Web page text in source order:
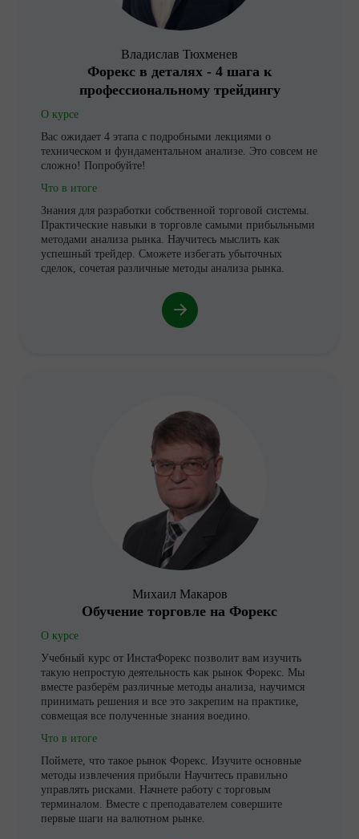
Владислав Тюхменев
Форекс в деталях - 4 шага к
профессиональному трейдингу
О курсе
Вас ожидает 4 этапа с подробными лекциями о
техническом и фундаментальном анализе. Это совсем не
сложно! Попробуйте!
Что в итоге
Знания для разработки собственной торговой системы.
Практические навыки в торговле самыми прибыльными
методами анализа рынка. Научитесь мыслить как
успешный трейдер. Сможете избегать убыточных
сделок, сочетая различные методы анализа рынка.
Михаил Макаров
Обучение торговле на Форекс
О курсе
Учебный курс от ИнстаФорекс позволит вам изучить
такую непростую деятельность как рынок Форекс. Мы
вместе разберём различные методы анализа, научимся
принимать решения и все это закрепим на практике,
совмещая все полученные знания воедино.
Что в итоге
Поймете, что такое рынок Форекс. Изучите основные
методы извлечения прибыли Научитесь правильно
управлять рисками. Начнете работу с торговым
терминалом. Вместе с преподавателем совершите
первые шаги на валютном рынке.